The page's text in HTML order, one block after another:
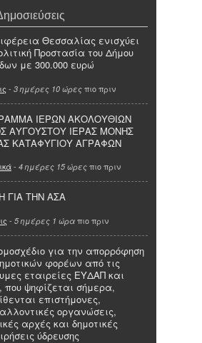
Θεσσαλίας ενισχύει
Προστασία του Δήμου
με 300.000 ευρώ
- 3 ημέρες 10 ώρες πιο πριν
ΙΕΡΩΝ ΑΚΟΛΟΥΘΙΩΝ
ΑΥΓΟΥΣΤΟΥ ΙΕΡΑΣ ΜΟΝΗΣ
ΚΑΤΑΦΥΓΙΟΥ ΑΓΡΑΦΩΝ
- 4 ημέρες 15 ώρες πιο πριν
ΓΙΑ ΤΗΝ ΑΣΑ
- 5 ημέρες 1 ώρα πιο πριν
για την απορρόφηση
φορέων από τις
εταιρείες ΕΥΔΑΠ και
ψηφίζεται σήμερα,
επιστήμονες,
οργανώσεις,
αρχές και δημοτικές
ύδρευσης